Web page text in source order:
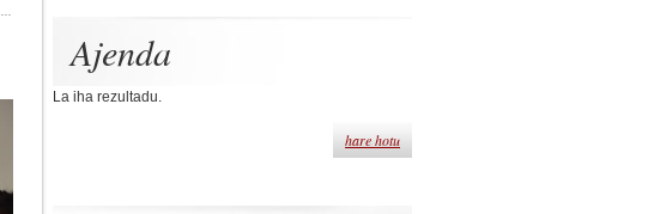
Ajenda
La iha rezultadu.
hare hotu